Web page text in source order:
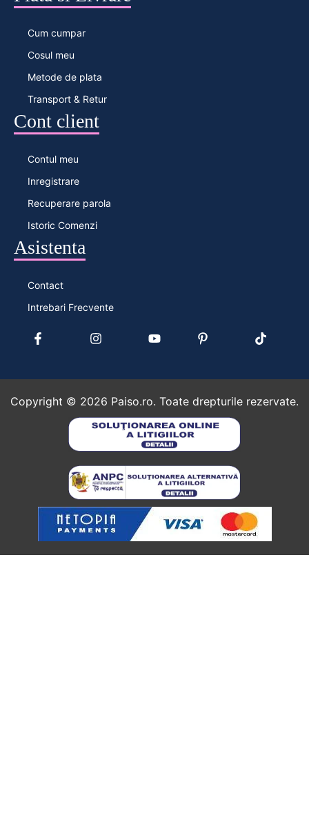
Cum cumpar
Cosul meu
Metode de plata
Transport & Retur
Cont client
Contul meu
Inregistrare
Recuperare parola
Istoric Comenzi
Asistenta
Contact
Intrebari Frecvente
Copyright © 2026 Paiso.ro. Toate drepturile rezervate.